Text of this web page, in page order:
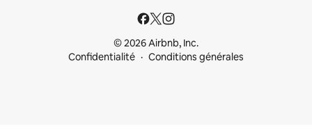
© 2026 Airbnb, Inc.
Confidentialité
Conditions générales